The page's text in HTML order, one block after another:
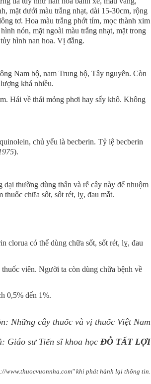
mặt dưới màu trắng nhạt, dài 15-30cm, rộng
tơ. Hoa màu trắng phớt tím, mọc thành xim
nón, mặt ngoài màu trắng nhạt, mặt trong
hình nan hoa. Vị đắng.
Nam bộ, nam Trung bộ, Tây nguyên. Còn
khá nhiều.
Hái về thái mỏng phơi hay sấy khô. Không
chủ yếu là becberin. Tỷ lệ becberin
).
thường dùng thân và rễ cây này để nhuộm
chữa sốt, sốt rét, lỵ, đau mắt.
clorua có thể dùng chữa sốt, sốt rét, lỵ, đau
viên. Người ta còn dùng chữa bệnh về
0,5% đến 1%.
Những cây thuốc và vị thuốc Việt Nam
Giáo sư Tiến sĩ khoa học ĐỖ TẤT LỢI
www.thuocvuonnha.com" khi phát hành lại thông tin.